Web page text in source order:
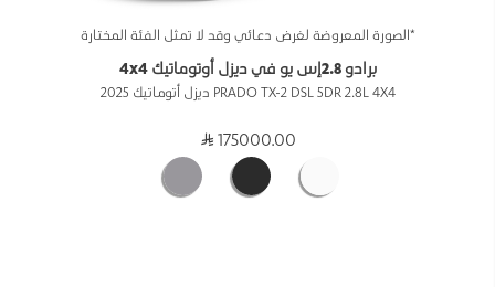
*الصورة المعروضة لغرض دعائي وقد لا تمثل الفئة المختارة
برادو 2.8إس يو في ديزل أوتوماتيك 4x4
PRADO TX-2 DSL 5DR 2.8L 4X4 ديزل أتوماتيك 2025
175000.00